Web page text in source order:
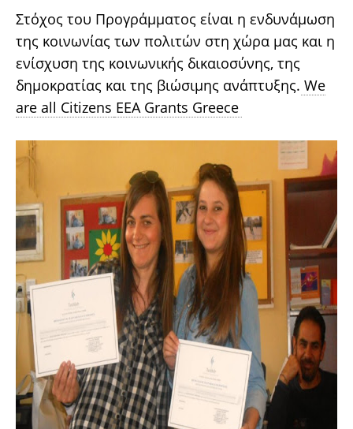
Στόχος του Προγράμματος είναι η ενδυνάμωση
της κοινωνίας των πολιτών στη χώρα μας και η
ενίσχυση της κοινωνικής δικαιοσύνης, της
δημοκρατίας και της βιώσιμης ανάπτυξης. We
are all Citizens EEA Grants Greece